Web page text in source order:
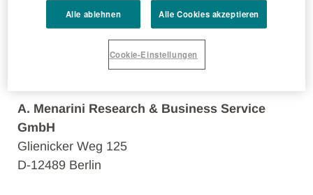
Diese Internetpräsenz ist ein Service der A.
Angaben gemäß § 5 TMG:
A. Menarini Research & Business Service
GmbH
Glienicker Weg 125
D-12489 Berlin
Alle ablehnen Alle Cookies akzeptieren
Cookie-Einstellungen